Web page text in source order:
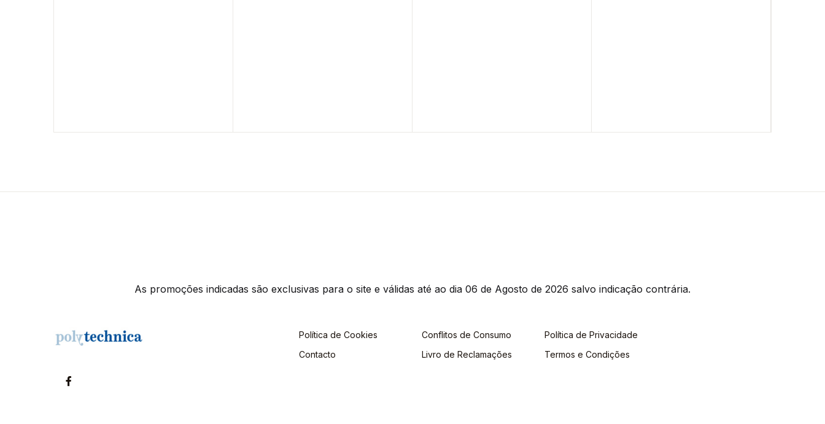
As promoções indicadas são exclusivas para o site e válidas até ao dia 06 de Agosto de 2026 salvo indicação contrária.
Política de Cookies
Contacto
Conflitos de Consumo
Livro de Reclamações
Política de Privacidade
Termos e Condições